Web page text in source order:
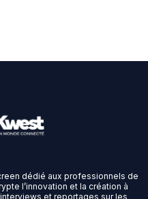
dédié aux professionnels de
l’innovation et la création à
et reportages sur les